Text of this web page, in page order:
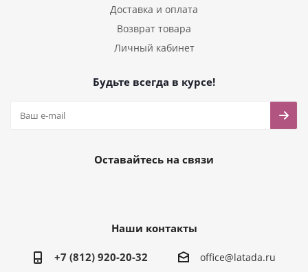
Доставка и оплата
Возврат товара
Личный кабинет
Будьте всегда в курсе!
Оставайтесь на связи
Наши контакты
+7 (812) 920-20-32 office@latada.ru